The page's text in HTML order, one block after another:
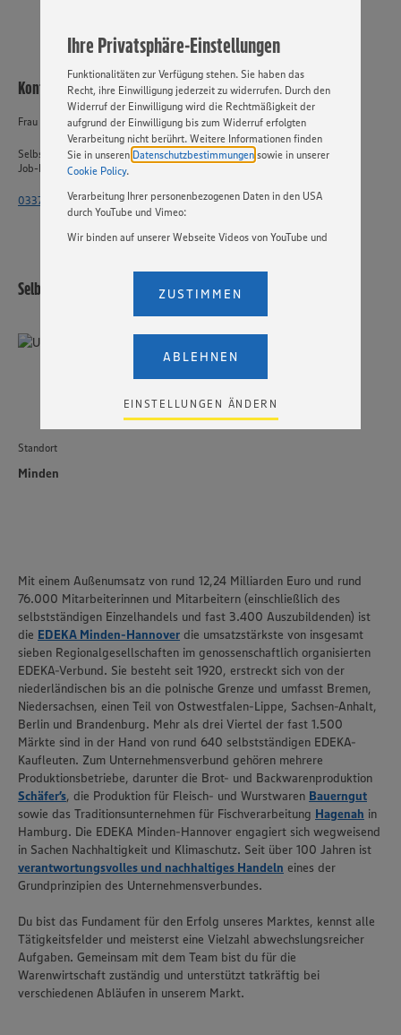
Ihre Privatsphäre-Einstellungen
„EINSTELLUNGEN ÄNDERN”. Bitte beachten Sie, dass auf
Basis Ihrer Einstellungen ggf. nicht mehr alle
Funktionalitäten zur Verfügung stehen. Sie haben das
Recht, ihre Einwilligung jederzeit zu widerrufen. Durch den
Widerruf der Einwilligung wird die Rechtmäßigkeit der
aufgrund der Einwilligung bis zum Widerruf erfolgten
Verarbeitung nicht berührt. Weitere Informationen finden
Sie in unseren Datenschutzbestimmungen sowie in unserer
Cookie Policy.
Verarbeitung Ihrer personenbezogenen Daten in den USA
durch YouTube und Vimeo:
Wir binden auf unserer Webseite Videos von YouTube und
Einstellungen bezüglich YouTube und Vimeo zu ändern,
ein, dass Ihre Daten (IP-Adresse, Zeitstempel, ggf.
Nutzerverhalten auf unserer Webseite) an die Anbieter der
Dienste YouTube und Vimeo in den USA übermittelt und
dort verarbeitet werden. Der EuGH sieht die USA als Land
angemessenen Datenschutzniveau an. Es besteht das
Risiko eines Zugriffs durch US-amerikanische Behörden.
Zudem wissen wir nicht genau, wie die Anbieter der
genannten Dienste Ihre Daten verarbeiten. Weitere
EINSTELLUNGEN ÄNDERN
ABLEHNEN
ZUSTIMMEN
Kontakt
Frau Rosenow
Selbstständiger Einzelhandel
Job-ID: 58175
033764 - 2515 4471
Selbstständiger Einzelhandel
Standort
Minden
Mit einem Außenumsatz von rund 12,24 Milliarden Euro und rund
76.000 Mitarbeiterinnen und Mitarbeitern (einschließlich des
selbstständigen Einzelhandels und fast 3.400 Auszubildenden) ist
die EDEKA Minden-Hannover die umsatzstärkste von insgesamt
sieben Regionalgesellschaften im genossenschaftlich organisierten
EDEKA-Verbund. Sie besteht seit 1920, erstreckt sich von der
niederländischen bis an die polnische Grenze und umfasst Bremen,
Niedersachsen, einen Teil von Ostwestfalen-Lippe, Sachsen-Anhalt,
Berlin und Brandenburg. Mehr als drei Viertel der fast 1.500
Märkte sind in der Hand von rund 640 selbstständigen EDEKA-
Kaufleuten. Zum Unternehmensverbund gehören mehrere
Produktionsbetriebe, darunter die Brot- und Backwarenproduktion
Schäfer’s, die Produktion für Fleisch- und Wurstwaren Bauerngut
sowie das Traditionsunternehmen für Fischverarbeitung Hagenah in
Hamburg. Die EDEKA Minden-Hannover engagiert sich wegweisend
in Sachen Nachhaltigkeit und Klimaschutz. Seit über 100 Jahren ist
verantwortungsvolles und nachhaltiges Handeln eines der
Grundprinzipien des Unternehmensverbundes.
Du bist das Fundament für den Erfolg unseres Marktes, kennst alle
Tätigkeitsfelder und meisterst eine Vielzahl abwechslungsreicher
Aufgaben. Gemeinsam mit dem Team bist du für die
Warenwirtschaft zuständig und unterstützt tatkräftig bei
verschiedenen Abläufen in unserem Markt.